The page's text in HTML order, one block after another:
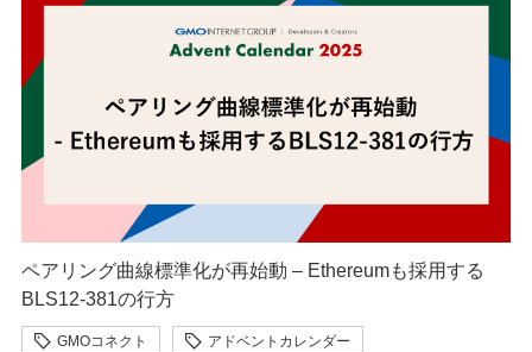
ペアリング曲線標準化が再始動 – Ethereumも採用する
BLS12-381の行方
GMOコネクト アドベントカレンダー